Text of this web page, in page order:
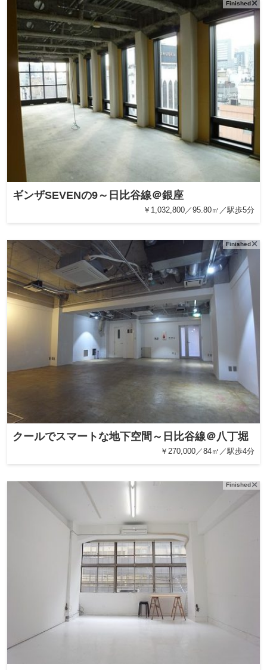
Finished
ギンザSEVENの9～日比谷線＠銀座
￥1,032,800／95.80㎡／駅歩5分
Finished
クールでスマートな地下空間～日比谷線＠八丁堀
￥270,000／84㎡／駅歩4分
Finished